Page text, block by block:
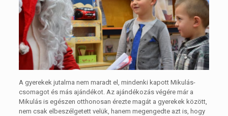
A gyerekek jutalma nem maradt el, mindenki kapott Mikulás-
csomagot és más ajándékot. Az ajándékozás végére már a
Mikulás is egészen otthonosan érezte magát a gyerekek között,
nem csak elbeszélgetett velük, hanem megengedte azt is, hogy